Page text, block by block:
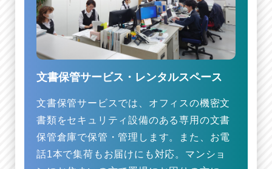
文書保管サービス・レンタルスペース
文書保管サービスでは、オフィスの機密文
書類をセキュリティ設備のある専用の文書
保管倉庫で保管・管理します。また、お電
話1本で集荷もお届けにも対応。マンショ